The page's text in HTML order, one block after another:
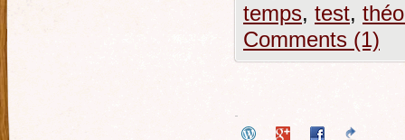
temps, test,
Comments (1)